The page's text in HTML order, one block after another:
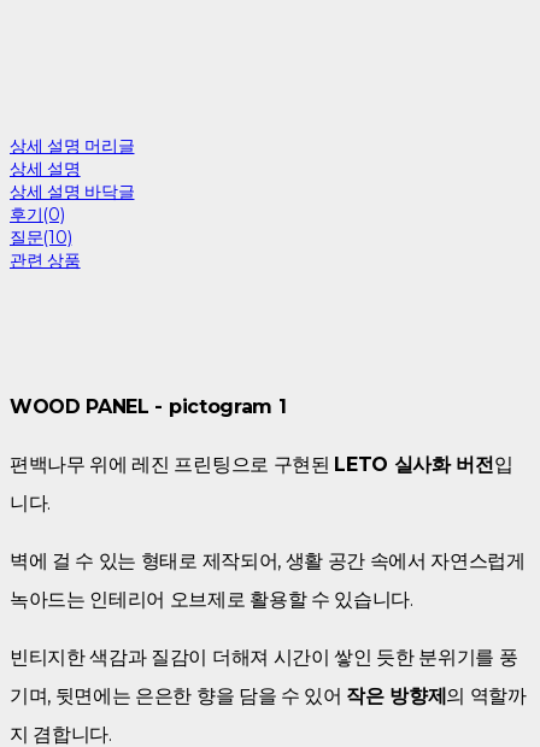
상세 설명 머리글
상세 설명
상세 설명 바닥글
후기(0)
질문(10)
관련 상품
WOOD PANEL - pictogram 1
편백나무 위에 레진 프린팅으로 구현된 LETO 실사화 버전입
니다.
벽에 걸 수 있는 형태로 제작되어, 생활 공간 속에서 자연스럽게
녹아드는 인테리어 오브제로 활용할 수 있습니다.
빈티지한 색감과 질감이 더해져 시간이 쌓인 듯한 분위기를 풍
기며, 뒷면에는 은은한 향을 담을 수 있어 작은 방향제의 역할까
지 겸합니다.